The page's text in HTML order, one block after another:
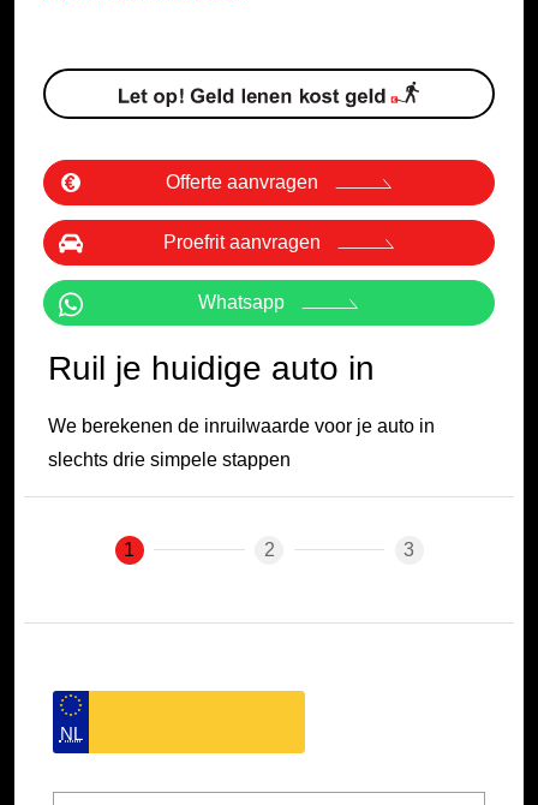
Offerte aanvragen
Proefrit aanvragen
Whatsapp